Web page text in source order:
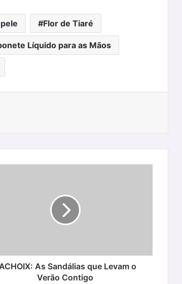
Flor de Tiaré
Líquido para as Mãos
As Sandálias que Levam o
Verão Contigo